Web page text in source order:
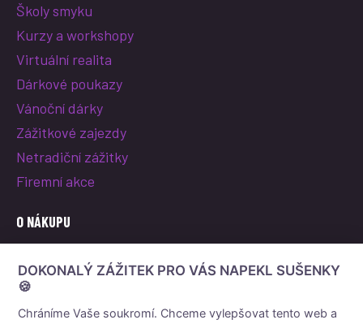
Školy smyku
Kurzy a workshopy
Virtuální realita
Dárkové poukazy
Vánoční dárky
Zážitkové zajezdy
Netradiční zážitky
Firemní akce
O NÁKUPU
O nás
Vše o nákupu
Reklamace a vrácení poukazu
DOKONALÝ ZÁŽITEK PRO VÁS NAPEKL SUŠENKY
🍪
Chráníme Vaše soukromí. Chceme vylepšovat tento web a